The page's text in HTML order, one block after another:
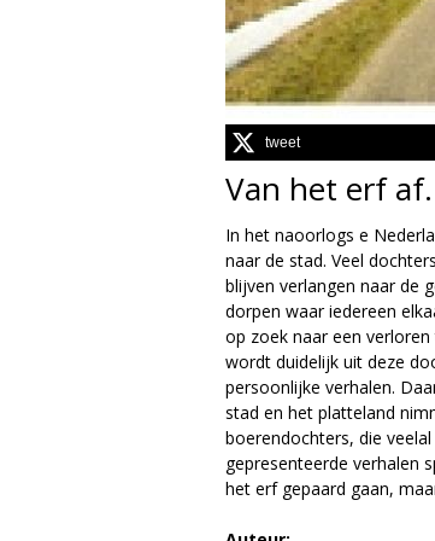
g
i
e
M
a
g
a
z
i
n
tweet
Van het erf af.
In het naoorlogs e
naar de stad. Veel
blijven verlangen naar de
dorpen waar iedereen
op zoek naar een
wordt duidelijk uit deze
persoonlijke verhalen.
stad en het platteland
boerendochters, die
gepresenteerde verhalen
het erf gepaard gaan,